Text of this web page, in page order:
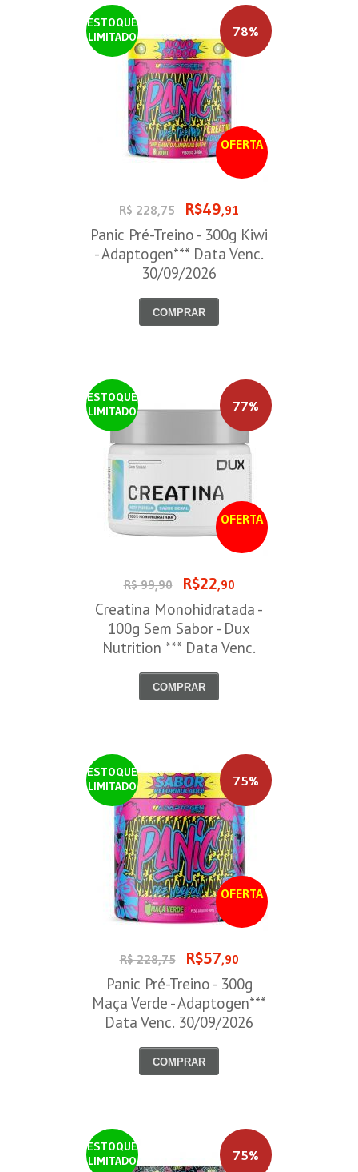
ESTOQUE
LIMITADO
OFERTA
78%
R$ 228,75 R$49,91
Panic Pré-Treino - 300g Kiwi
- Adaptogen*** Data Venc.
30/09/2026
COMPRAR
ESTOQUE
LIMITADO
OFERTA
77%
R$ 99,90 R$22,90
Creatina Monohidratada -
100g Sem Sabor - Dux
Nutrition *** Data Venc.
COMPRAR
ESTOQUE
LIMITADO
OFERTA
75%
R$ 228,75 R$57,90
Panic Pré-Treino - 300g
Maça Verde - Adaptogen***
Data Venc. 30/09/2026
COMPRAR
ESTOQUE
LIMITADO
75%